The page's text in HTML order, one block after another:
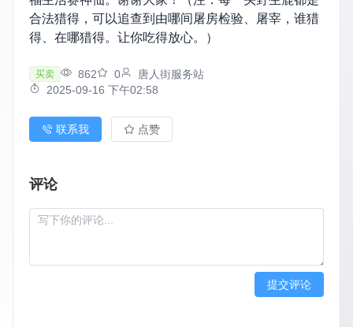
合法猎得，可以追查到由哪间屠房检验、屠宰，谁猎
得、在哪猎得。让你吃得放心。）
买卖 862 0
唐人街服务站
2025-09-16 下午02:58
联系我 点赞
评论
提交评论